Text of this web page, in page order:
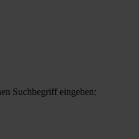
Suchbegriff eingeben: